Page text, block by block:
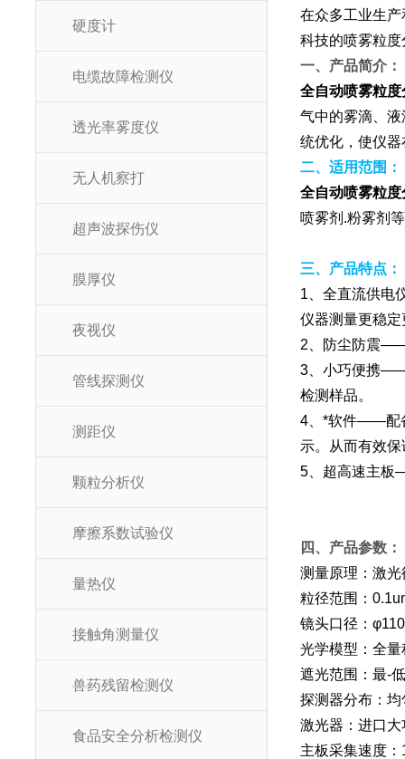
硬度计
电缆故障检测仪
透光率雾度仪
无人机察打
超声波探伤仪
膜厚仪
夜视仪
管线探测仪
测距仪
颗粒分析仪
摩擦系数试验仪
量热仪
接触角测量仪
兽药残留检测仪
食品安全分析检测仪
在众多工业生
科技的喷雾粒
一、产品简介：
全自动喷雾粒度
气中的雾滴、
统优化，使仪
二、适用范围：
全自动喷雾粒度
喷雾剂.粉雾剂
三、产品特点：
1、全直流供电
仪器测量更稳
2、防尘防震——
3、小巧便携——
检测样品。
4、*软件——配
示。从而有效
5、超高速主板
四、产品参数：
测量原理：激光
粒径范围：
镜头口径：
光学模型：全
遮光范围：最-
探测器分布：
激光器：进口
主板采集速度